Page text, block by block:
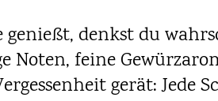
denkst du
feine
gerät: Jede